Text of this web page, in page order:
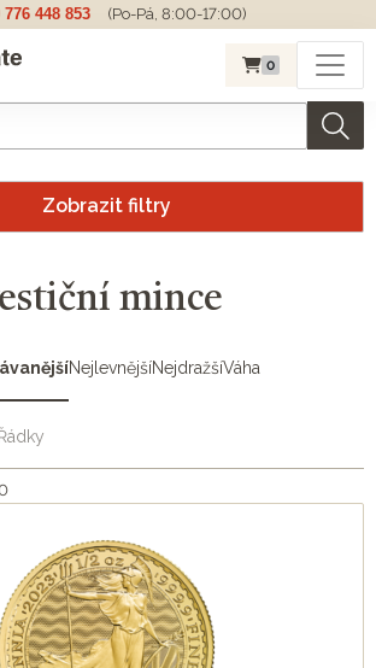
776 448 853 (Po-Pá, 8:00-17:00)
0
Zobrazit filtry
mince
NejlevnějšíNejdražšíVáha